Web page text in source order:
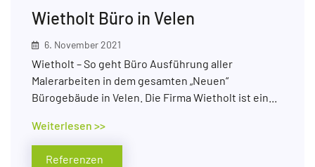
Wietholt Büro in Velen
6. November 2021
Wietholt – So geht Büro Ausführung aller
Malerarbeiten in dem gesamten „Neuen“
Bürogebäude in Velen. Die Firma Wietholt ist ein...
Weiterlesen >>
Referenzen